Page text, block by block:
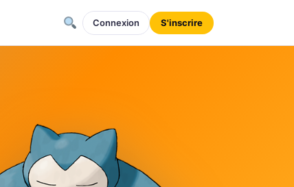
Connexion S'inscrire